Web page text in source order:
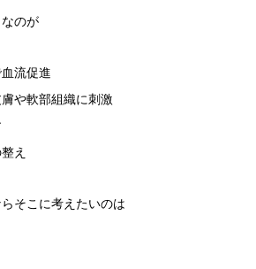
のが
流促進
や軟部組織に刺激
え
そこに考えたいのは